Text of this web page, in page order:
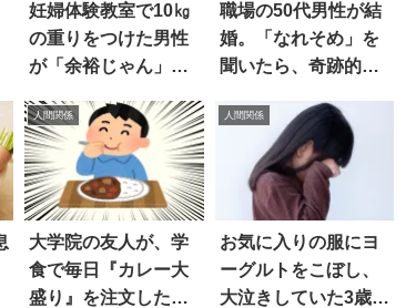
妊婦体験教室で10㎏
の重りをつけた男性
が「余裕じゃん」と
職場の50代男性が結
婚。「なれそめ」を
聞いたら、奇跡的す
人間関係
大学院の友人が、学
食で毎日『カレー大
盛り』を注文した結
人間関係
お気に入りの服にヨ
ーグルトをこぼし、
大泣きしていた3歳娘